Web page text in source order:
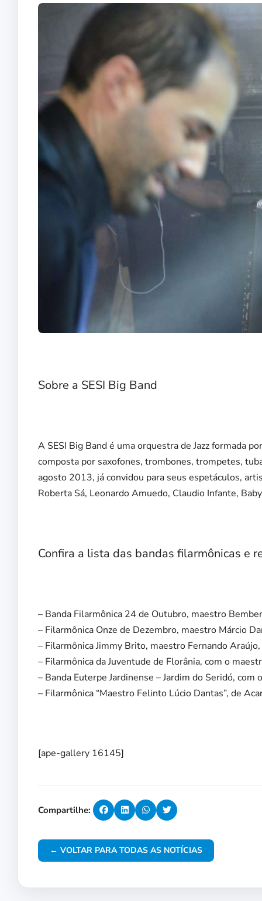
Sobre a SESI Big Band
A SESI Big Band é uma orquestra de Jazz formada
composta por saxofones, trombones, trompetes,
agosto 2013, já convidou para seus espetáculos,
Roberta Sá, Leonardo Amuedo, Claudio Infante,
Confira a lista das bandas filarmônicas e
– Banda Filarmônica 24 de Outubro, maestro
– Filarmônica Onze de Dezembro, maestro Márcio
– Filarmônica Jimmy Brito, maestro Fernando
– Filarmônica da Juventude de Florânia, com o
– Banda Euterpe Jardinense – Jardim do Seridó, com
– Filarmônica “Maestro Felinto Lúcio Dantas”, de
[ape-gallery 16145]
Compartilhe:
← VOLTAR PARA TODAS AS NOTÍCIAS